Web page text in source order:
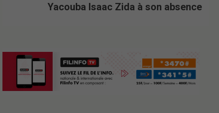
Yacouba Isaac Zida à son absence